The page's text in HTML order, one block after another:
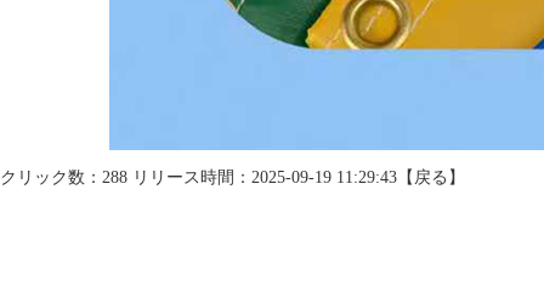
クリック数：288 リリース時間：2025-09-19 11:29:43【 戻る 】